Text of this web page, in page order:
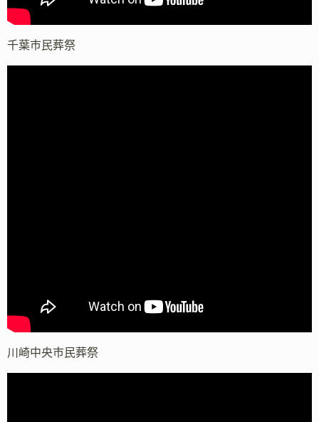
千葉市民葬祭
川崎中央市民葬祭